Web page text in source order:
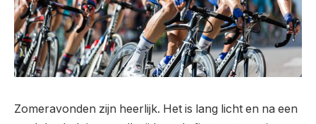
Zomeravonden zijn heerlijk. Het is lang licht en na een